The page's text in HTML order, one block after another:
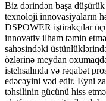
Biz dərindən başa
texnoloji innovasiyaların
DSPOWER iştirakçılar
innovativ ilham təmin
sahəsindəki
özlərinə meydan
istehsalında və rəqabət
edəcəyini vəd edir. Eyni
təhsilinin gücünü hiss